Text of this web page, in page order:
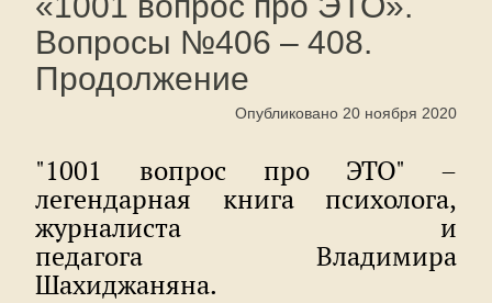
Вопросы №406 – 408.
Продолжение
Опубликовано 20 ноября 2020
"1001 вопрос про ЭТО" –
легендарная книга психолога,
журналиста и
педагога Владимира
Шахиджаняна.